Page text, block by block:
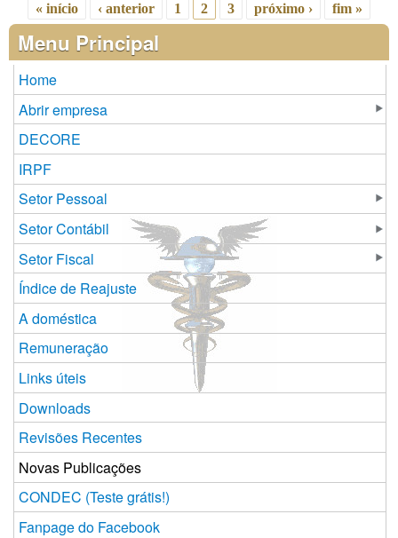
Páginas
« início ‹ anterior 1 2 3 próximo › fim »
Menu Principal
Home
Abrir empresa
DECORE
IRPF
Setor Pessoal
Setor Contábil
Setor Fiscal
Índice de Reajuste
A doméstica
Remuneração
Links úteis
Downloads
Revisões Recentes
Novas Publicações
CONDEC (Teste grátis!)
Fanpage do Facebook